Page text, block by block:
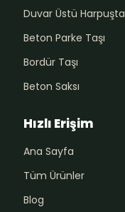
Duvar Üstü Harpuşta
Beton Parke Taşı
Bordür Taşı
Beton Saksı
Hızlı Erişim
Ana Sayfa
Tüm Ürünler
Blog